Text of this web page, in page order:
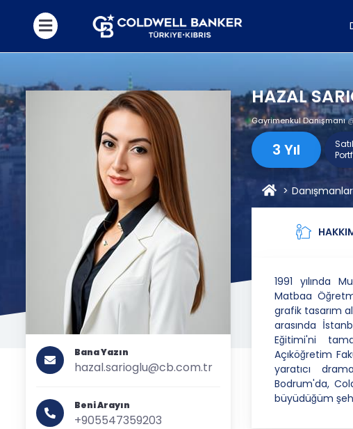
HAZAL
Gayrimenkul Danışmanı
3 Yıl
Danışmanlar
Bana Yazın
hazal.sarioglu@cb.com.tr
Beni Arayın
+905547359203
1991 yılında
Matbaa
grafik tasarım
arasında
Eğitimi'ni
Açıköğretim
yaratıcı
Bodrum'da,
büyüdüğüm